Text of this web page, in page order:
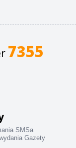
7355
SMSa
Gazety